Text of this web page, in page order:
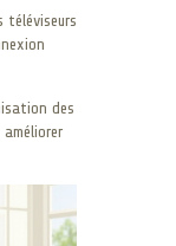
téléviseurs
des